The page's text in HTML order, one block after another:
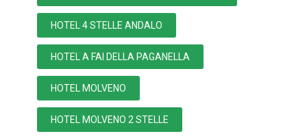
HOTEL 4 STELLE ANDALO
HOTEL A FAI DELLA PAGANELLA
HOTEL MOLVENO
HOTEL MOLVENO 2 STELLE